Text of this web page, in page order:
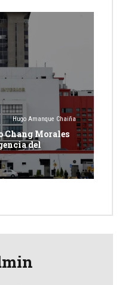
Hugo Amanque Chaiña
Chang Morales
del